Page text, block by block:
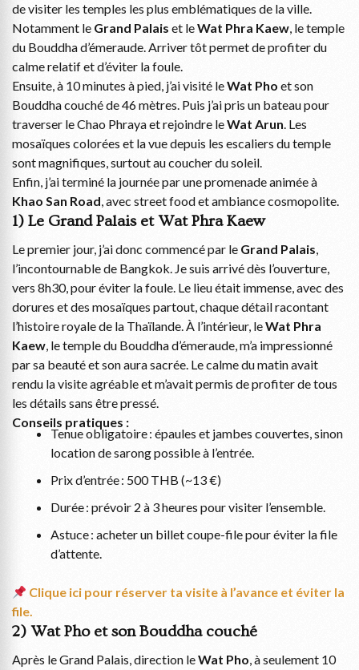
de visiter les temples les plus emblématiques de la ville.
Notamment le Grand Palais et leWat Phra Kaew, le temple
du Bouddha d’émeraude. Arriver tôt permet de profiter du
calme relatif et d’éviter la foule.
Ensuite, à 10 minutes à pied, j’ai visité leWat Pho et son
Bouddha couché de 46 mètres. Puis j’ai pris un bateau pour
traverser le Chao Phraya et rejoindre leWat Arun. Les
mosaïques colorées et la vue depuis les escaliers du temple
sont magnifiques, surtout au coucher du soleil.
Enfin, j’ai terminé la journée par une promenade animée à
Khao San Road, avec street food et ambiance cosmopolite.
1) Le Grand Palais et Wat Phra Kaew
Le premier jour, j’ai donc commencé par le Grand Palais,
l’incontournable de Bangkok. Je suis arrivé dès l’ouverture,
vers 8h30, pour éviter la foule. Le lieu était immense, avec des
dorures et des mosaïques partout, chaque détail racontant
l’histoire royale de la Thaïlande. À l’intérieur, leWat Phra
Kaew, le temple du Bouddha d’émeraude, m’a impressionné
par sa beauté et son aura sacrée. Le calme du matin avait
rendu la visite agréable et m’avait permis de profiter de tous
les détails sans être pressé.
Conseils pratiques :
Tenue obligatoire : épaules et jambes couvertes, sinon
location de sarong possible à l’entrée.
Prix d’entrée : 500 THB (~13 €)
Durée : prévoir 2 à 3 heures pour visiter l’ensemble.
Astuce : acheter un billet coupe-file pour éviter la file
d’attente.
Clique ici pour réserver ta visite à l’avance et éviter la
file.
2) Wat Pho et son Bouddha couché
Après le Grand Palais, direction leWat Pho, à seulement 10